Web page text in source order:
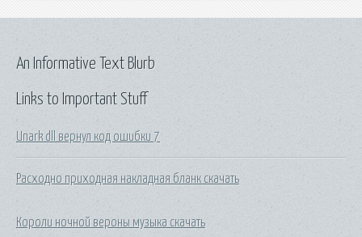
Links to Important Stuff
Unark dll вернул код ошибки 7
Расходно приходная накладная бланк скачать
Короли ночной вероны музыка скачать
An Informative Text Blurb